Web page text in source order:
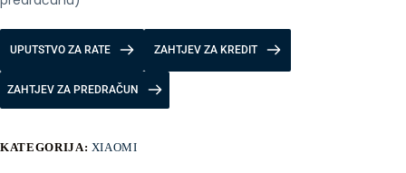
UPUTSTVO ZA RATE ZAHTJEV ZA KREDIT
ZAHTJEV ZA PREDRAČUN
KATEGORIJA: XIAOMI